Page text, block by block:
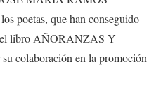
poetas, que han conseguido
libro AÑORANZAS Y
colaboración en la promoción